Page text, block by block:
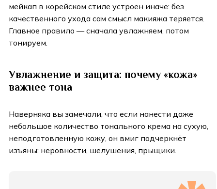
мейкап в корейском стиле устроен иначе: без
качественного ухода сам смысл макияжа теряется.
Главное правило — сначала увлажняем, потом
тонируем.
Увлажнение и защита: почему «кожа»
важнее тона
Наверняка вы замечали, что если нанести даже
небольшое количество тонального крема на сухую,
неподготовленную кожу, он вмиг подчеркнёт
изъяны: неровности, шелушения, прыщики.